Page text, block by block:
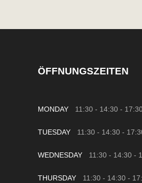
ÖFFNUNGSZEITEN
MONDAY 11:30 - 14:30 -
TUESDAY 11:30 - 14:30 -
WEDNESDAY 11:30 - 14:30 -
THURSDAY 11:30 - 14:30 -